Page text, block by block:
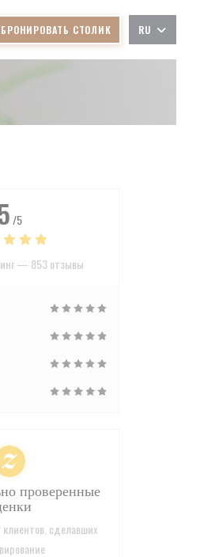
СТОЛИК RU
/5
— 853 отзывы
проверенные
сделавших